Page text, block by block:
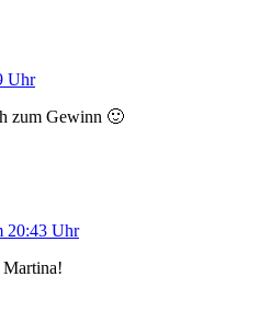
Uhr
zum Gewinn 🙂
20:43 Uhr
Martina!